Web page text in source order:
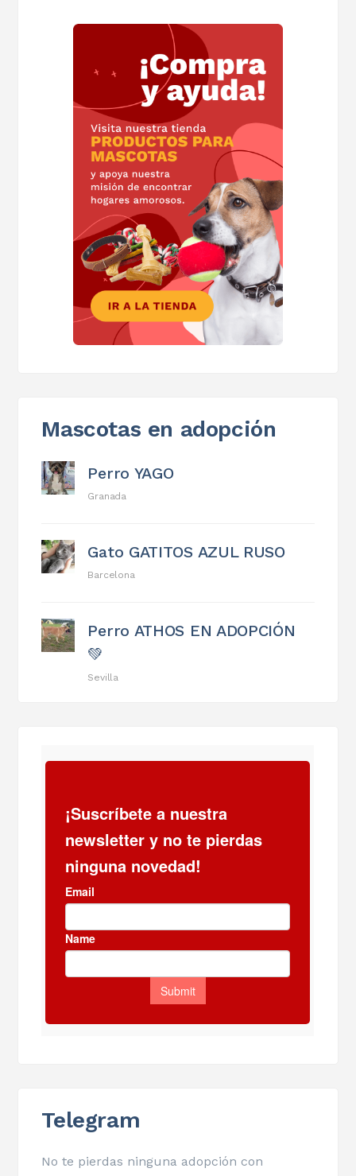
Mascotas en adopción
Perro YAGO
Granada
Gato GATITOS AZUL RUSO
Barcelona
Perro ATHOS EN ADOPCIÓN
💚
Sevilla
Telegram
No te pierdas ninguna adopción con